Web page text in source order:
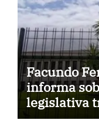
Facundo
informa
legislativa
Fiscalía.